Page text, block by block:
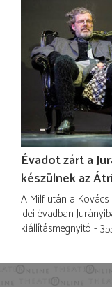
Évadot zárt a
készülnek az
A Milf után a
idei évadban
kiállításmegnyitó -